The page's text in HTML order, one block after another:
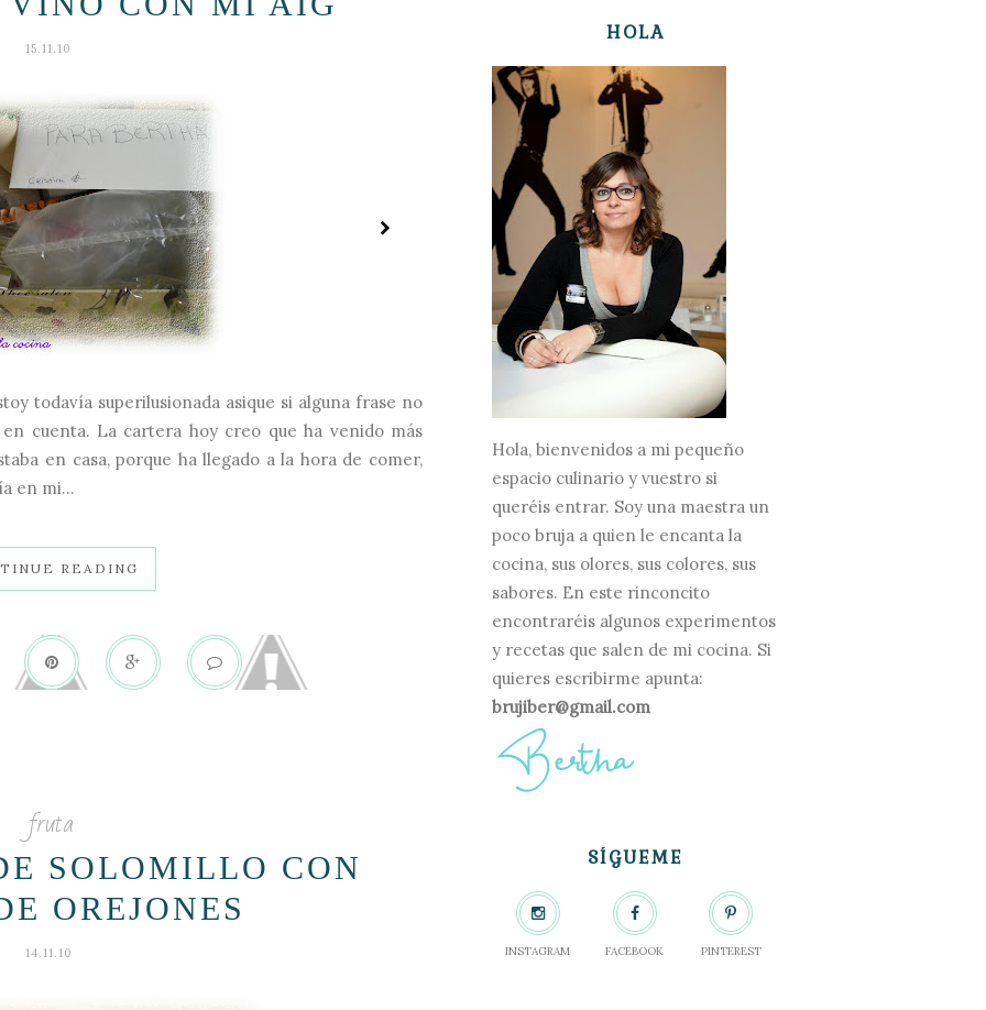
15.11.10
todavía superilusionada asique si alguna frase no
cuenta. La cartera hoy creo que ha venido más
en casa, porque ha llegado a la hora de comer,
en mi...
READING
fruta
SOLOMILLO CON
OREJONES
14.11.10
HOLA
Hola, bienvenidos a mi pequeño
espacio culinario y vuestro si
queréis entrar. Soy una maestra un
poco bruja a quien le encanta la
cocina, sus olores, sus colores, sus
sabores. En este rinconcito
encontraréis algunos experimentos
y recetas que salen de mi cocina. Si
quieres escribirme apunta:
brujiber@gmail.com
SÍGUEME
INSTAGRAM FACEBOOK PINTEREST